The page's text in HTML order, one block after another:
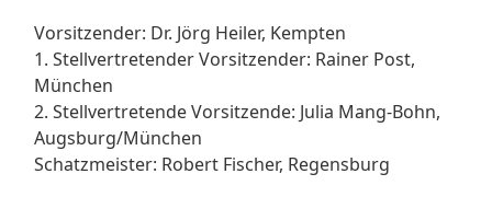
Vorsitzender: Dr. Jörg Heiler, Kempten
1. Stellvertretender Vorsitzender: Rainer Post,
München
2. Stellvertretende Vorsitzende: Julia Mang-Bohn,
Augsburg/München
Schatzmeister: Robert Fischer, Regensburg